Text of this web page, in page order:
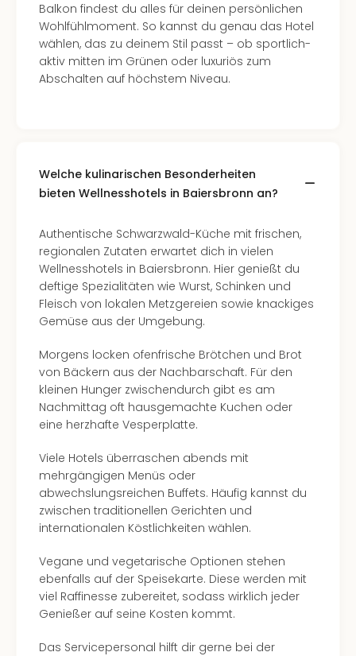
Balkon findest du alles für deinen persönlichen
Wohlfühlmoment. So kannst du genau das Hotel
wählen, das zu deinem Stil passt – ob sportlich-
aktiv mitten im Grünen oder luxuriös zum
Abschalten auf höchstem Niveau.
Welche kulinarischen Besonderheiten
bieten Wellnesshotels in Baiersbronn an?
Authentische Schwarzwald-Küche mit frischen,
regionalen Zutaten erwartet dich in vielen
Wellnesshotels in Baiersbronn. Hier genießt du
deftige Spezialitäten wie Wurst, Schinken und
Fleisch von lokalen Metzgereien sowie knackiges
Gemüse aus der Umgebung.
Morgens locken ofenfrische Brötchen und Brot
von Bäckern aus der Nachbarschaft. Für den
kleinen Hunger zwischendurch gibt es am
Nachmittag oft hausgemachte Kuchen oder
eine herzhafte Vesperplatte.
Viele Hotels überraschen abends mit
mehrgängigen Menüs oder
abwechslungsreichen Buffets. Häufig kannst du
zwischen traditionellen Gerichten und
internationalen Köstlichkeiten wählen.
Vegane und vegetarische Optionen stehen
ebenfalls auf der Speisekarte. Diese werden mit
viel Raffinesse zubereitet, sodass wirklich jeder
Genießer auf seine Kosten kommt.
Das Servicepersonal hilft dir gerne bei der